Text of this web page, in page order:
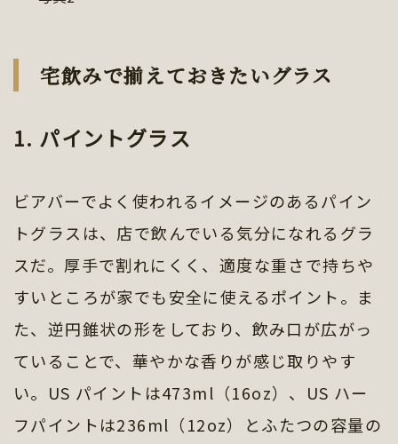
宅飲みで揃えておきたいグラス
1. パイントグラス
ビアバーでよく使われるイメージのあるパイン
トグラスは、店で飲んでいる気分になれるグラ
スだ。厚手で割れにくく、適度な重さで持ちや
すいところが家でも安全に使えるポイント。ま
た、逆円錐状の形をしており、飲み口が広がっ
ていることで、華やかな香りが感じ取りやす
い。US パイントは473ml（16oz）、US ハー
フパイントは236ml（12oz）とふたつの容量の